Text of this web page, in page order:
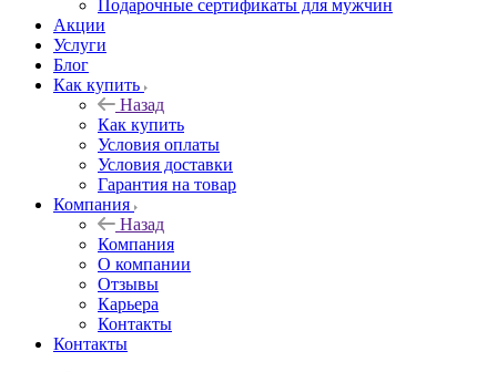
Подарочные сертификаты для мужчин
Акции
Услуги
Блог
Как купить
Назад
Как купить
Условия оплаты
Условия доставки
Гарантия на товар
Компания
Назад
Компания
О компании
Отзывы
Карьера
Контакты
Контакты